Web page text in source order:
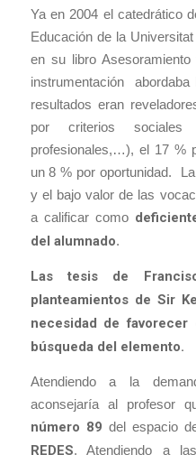
Ya en 2004 el catedrático
Educación de la
en su libro
instrumentaciónabordaba
resultados eran
por criterios sociales
profesionales,…), el 17 %
un 8 % por oportunidad.
y el bajo valor de las
a calificar como
del alumnado.
Las tesis de
planteamientos de Sir
necesidad de
búsqueda del elemento.
Atendiendo a la
aconsejaría al profesor
número 89 del espacio
REDES. Atendiendo a